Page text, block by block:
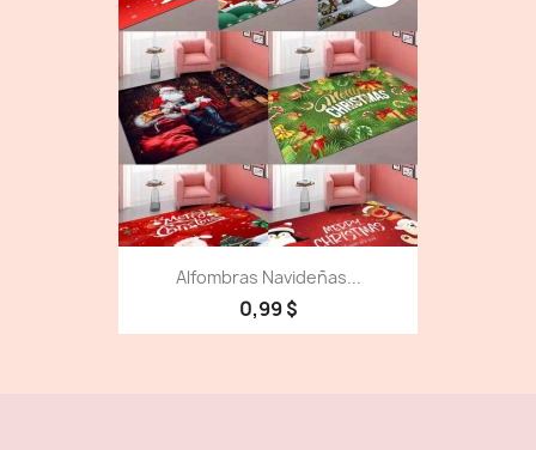
Alfombras Navideñas...
0,99 $